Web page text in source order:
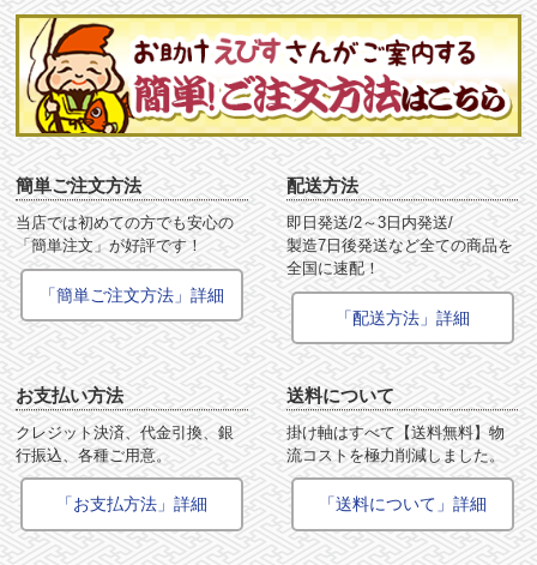
簡単ご注文方法
当店では初めての方でも安心の
「簡単注文」が好評です！
「簡単ご注文方法」詳細
配送方法
即日発送/2～3日内発送/
製造7日後発送など全ての商品を
全国に速配！
「配送方法」詳細
お支払い方法
クレジット決済、代金引換、銀
行振込、各種ご用意。
「お支払方法」詳細
送料について
掛け軸はすべて【送料無料】物
流コストを極力削減しました。
「送料について」詳細